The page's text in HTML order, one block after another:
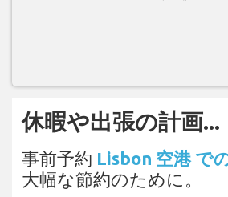
休暇や出張の計画...
事前予約 Lisbon 空港 で
大幅な節約のために。